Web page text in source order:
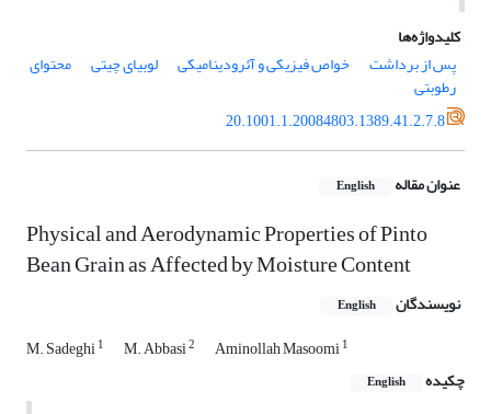
کلیدواژه‌ها
پس از برداشت
خواص فیزیکی و آئرودینامیکی لوبیای چیتی محتوای
رطوبتی
20.1001.1.20084803.1389.41.2.7.8
عنوان مقاله English
Physical and Aerodynamic Properties of Pinto
Bean Grain as Affected by Moisture Content
نویسندگان English
M. Sadeghi1 M. Abbasi2 Aminollah Masoomi1
چکیده English